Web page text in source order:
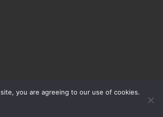
you are agreeing to our use of cookies.